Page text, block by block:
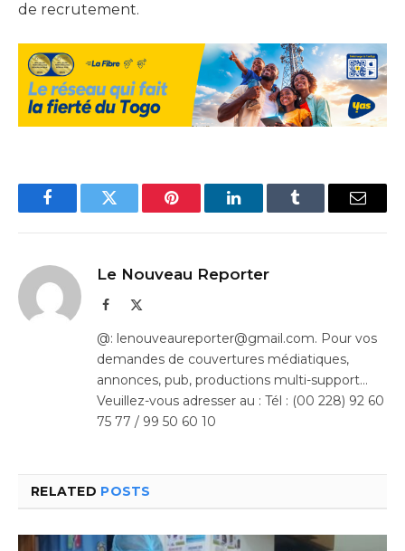
de recrutement.
FacebookTwitter Pinterest LinkedInTumblr Email
Le Nouveau Reporter
Facebook
@: lenouveaureporter@gmail.com. Pour vos
demandes de couvertures médiatiques,
annonces, pub, productions multi-support…
Veuillez-vous adresser au : Tél : (00 228) 92 60
75 77 / 99 50 60 10
RELATED POSTS